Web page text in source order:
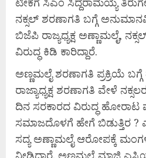
ನಕ್ಸಲ್ ಶರಣಾಗತಿ ಬಗ್ಗೆ
ಬಿಜೆಪಿ ರಾಜ್ಯಧ್ಯಕ್ಷ ಅಣ್ಣಾಮಲೈ,
ವಿರುದ್ಧ ಕಿಡಿ ಕಾರಿದ್ದಾರೆ.
ಅಣ್ಣಮಲೈ ಶರಣಾಗತಿ ಪ್ರಕ್ರಿಯೆ
ರಾಜ್ಯಾಧ್ಯಕ್ಷ ಶರಣಾಗತಿ ವೇಳೆ
ದಿನ ಸರಕಾರದ ವಿರುದ್ಧ ಹೋರಾಟ
ಸಮಾಜದೊಳಗೆ ಹೇಗೆ ಬಿಡುತ್ತಿರ ?
ಸದ್ಯ ಅಣ್ಣಾಮಲೈ ಆರೋಪಕ್ಕೆ
ನೀಡಿದ್ದಾರೆ. ಅಣ್ಣಮಲೈ ಮಾಜಿ